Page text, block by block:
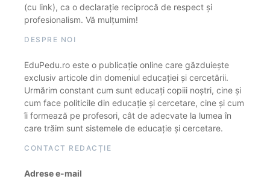
(cu link), ca o declarație reciprocă de respect și
profesionalism. Vă mulțumim!
DESPRE NOI
EduPedu.ro este o publicație online care găzduiește
exclusiv articole din domeniul educației și cercetării.
Urmărim constant cum sunt educați copiii noștri, cine și
cum face politicile din educație și cercetare, cine și cum
îi formează pe profesori, cât de adecvate la lumea în
care trăim sunt sistemele de educație și cercetare.
CONTACT REDACȚIE
Adrese e-mail